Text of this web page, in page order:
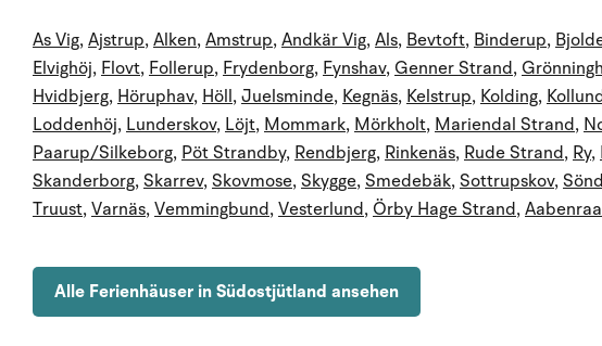
As Vig,Ajstrup,Alken,Amstrup,Andkär Vig,Als, Bevtoft, Binderup,
Elvighöj, Flovt, Follerup, Frydenborg, Fynshav, Genner Strand,
Hvidbjerg, Höruphav, Höll,Juelsminde, Kegnäs, Kelstrup, Kolding,
Loddenhöj, Lunderskov, Löjt, Mommark, Mörkholt, Mariendal Strand,
Paarup/Silkeborg, Pöt Strandby, Rendbjerg, Rinkenäs, Rude Strand, Ry,
Skanderborg,Skarrev,Skovmose,Skygge,Smedebäk,Sottrupskov,
Truust,Varnäs,Vemmingbund,Vesterlund, Örby Hage Strand,Aabenraa
Alle Ferienhäuser in Südostjütland ansehen